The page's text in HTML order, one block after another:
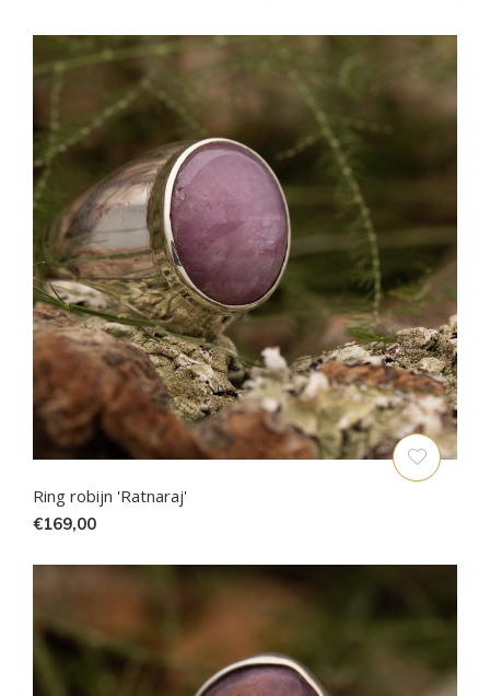
Ring robijn 'Ratnaraj'
€169,00